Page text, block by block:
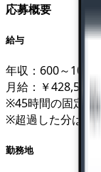
応募概要
給与
年収：600～1000
月給：￥428,570
※45時間の固定残
※超過した分は別
勤務地